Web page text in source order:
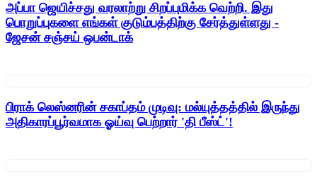
அப்பா ஜெயிச்சது வரலாற்று சிறப்புமிக்க வெற்றி. இது
பொறுப்புகளை எங்கள் குடும்பத்திற்கு சேர்த்துள்ளது -
ஜேசன் சஞ்சய் ஒபன்டாக்
பிராக் லெஸ்னரின் சகாப்தம் முடிவு: மல்யுத்தத்தில் இருந்து
அதிகாரப்பூர்வமாக ஓய்வு பெற்றார் 'தி பீஸ்ட்'!